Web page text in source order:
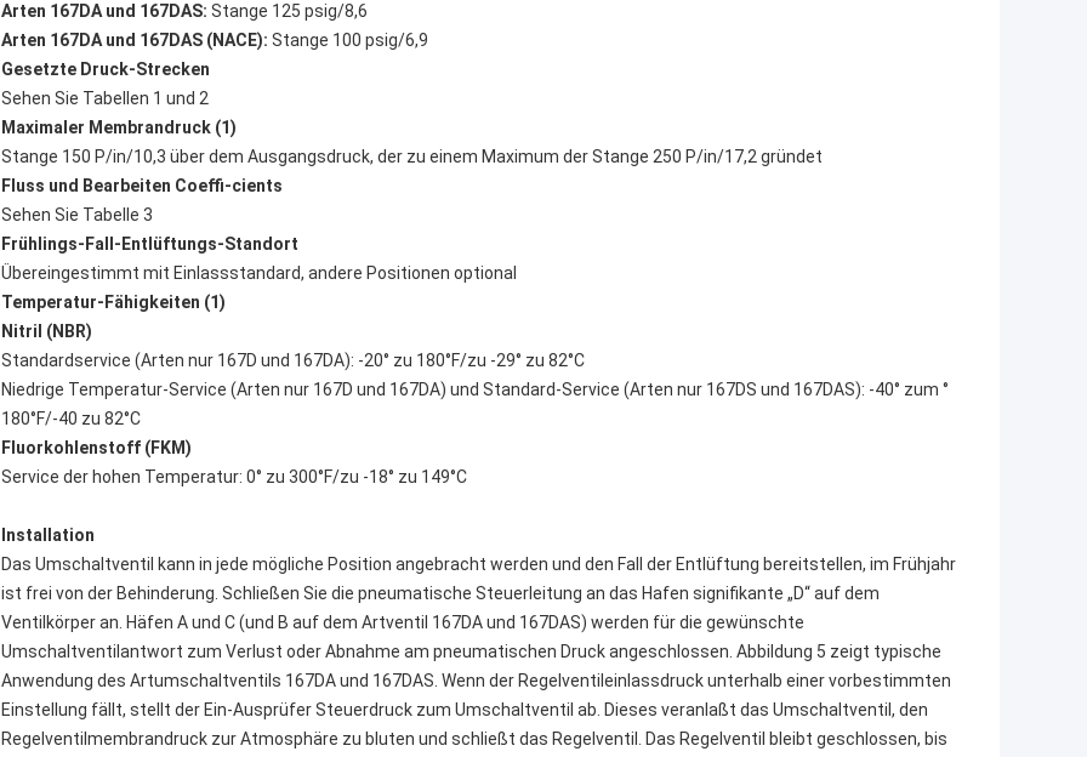
Arten 167DA und 167DAS: Stange 125 psig/8,6
Arten 167DA und 167DAS (NACE): Stange 100 psig/6,9
Gesetzte Druck-Strecken
Sehen Sie Tabellen 1 und 2
Maximaler Membrandruck (1)
Stange 150 P/in/10,3 über dem Ausgangsdruck, der zu einem Maximum der Stange 250 P/in/17,2 gründet
Fluss und Bearbeiten Coeffi-cients
Sehen Sie Tabelle 3
Frühlings-Fall-Entlüftungs-Standort
Übereingestimmt mit Einlassstandard, andere Positionen optional
Temperatur-Fähigkeiten (1)
Nitril (NBR)
Standardservice (Arten nur 167D und 167DA): -20° zu 180°F/zu -29° zu 82°C
Niedrige Temperatur-Service (Arten nur 167D und 167DA) und Standard-Service (Arten nur 167DS und 167DAS): -40° zum °
180°F/-40 zu 82°C
Fluorkohlenstoff (FKM)
Service der hohen Temperatur: 0° zu 300°F/zu -18° zu 149°C
Installation
Das Umschaltventil kann in jede mögliche Position angebracht werden und den Fall der Entlüftung bereitstellen, im Frühjahr
ist frei von der Behinderung. Schließen Sie die pneumatische Steuerleitung an das Hafen signifikante „D“ auf dem
Ventilkörper an. Häfen A und C (und B auf dem Artventil 167DA und 167DAS) werden für die gewünschte
Umschaltventilantwort zum Verlust oder Abnahme am pneumatischen Druck angeschlossen. Abbildung 5 zeigt typische
Anwendung des Artumschaltventils 167DA und 167DAS. Wenn der Regelventileinlassdruck unterhalb einer vorbestimmten
Einstellung fällt, stellt der Ein-Ausprüfer Steuerdruck zum Umschaltventil ab. Dieses veranlaßt das Umschaltventil, den
Regelventilmembrandruck zur Atmosphäre zu bluten und schließt das Regelventil. Das Regelventil bleibt geschlossen, bis